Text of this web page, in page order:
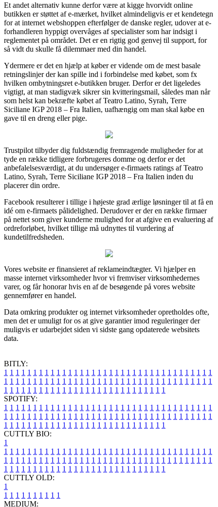
Et andet alternativ kunne derfor være at kigge hvorvidt online
butikken er støttet af e-mærket, hvilket almindeligvis er et kendetegn
for at internet webshoppen efterfølger de danske regler, udover at e-
forhandleren hyppigt overvåges af specialister som har indsigt i
reglementet på området. Det er en rigtig god genvej til support, for
så vidt du skulle få dilemmaer med din handel.
Ydermere er det en hjælp at køber er vidende om de mest basale
retningslinjer der kan spille ind i forbindelse med købet, som fx
hvilken ombytningsret e-butikken bruger. Derfor er det ligeledes
vigtigt, at man stadigvæk sikrer sin kvitteringsmail, således man når
som helst kan bekræfte købet af Teatro Latino, Syrah, Terre
Siciliane IGP 2018 – Fra Italien, uafhængig om man skal købe en
gave til en dreng eller pige.
Trustpilot tilbyder dig fuldstændig fremragende muligheder for at
tyde en række tidligere forbrugeres domme og derfor er det
anbefalelsesværdigt, at du undersøger e-firmaets ratings af Teatro
Latino, Syrah, Terre Siciliane IGP 2018 – Fra Italien inden du
placerer din ordre.
Facebook resulterer i tillige i højeste grad ærlige løsninger til at få en
idé om e-firmaets pålidelighed. Derudover er der en række firmaer
på nettet som giver kunderne mulighed for at afgive en evaluering af
ordreforløbet, hvilket tillige må udnyttes til vurdering af
kundetilfredsheden.
Vores website er finansieret af reklameindtægter. Vi hjælper en
masse internet virksomheder hvor vi fremviser virksomhedernes
varer, og får honorar hvis en af de besøgende på vores website
gennemfører en handel.
Data omkring produkter og internet virksomheder opretholdes ofte,
men det er umuligt for os at give garantier imod reguleringer der
muligvis er udarbejdet siden vi sidste gang opdaterede websitets
data.
BITLY:
1 1 1 1 1 1 1 1 1 1 1 1 1 1 1 1 1 1 1 1 1 1 1 1 1 1 1 1 1 1 1 1 1 1 1 1
1 1 1 1 1 1 1 1 1 1 1 1 1 1 1 1 1 1 1 1 1 1 1 1 1 1 1 1 1 1 1 1 1 1 1 1
1 1 1 1 1 1 1 1 1 1 1 1 1 1 1 1 1 1 1 1 1 1 1 1 1 1 1 1
SPOTIFY:
1 1 1 1 1 1 1 1 1 1 1 1 1 1 1 1 1 1 1 1 1 1 1 1 1 1 1 1 1 1 1 1 1 1 1 1
1 1 1 1 1 1 1 1 1 1 1 1 1 1 1 1 1 1 1 1 1 1 1 1 1 1 1 1 1 1 1 1 1 1 1 1
1 1 1 1 1 1 1 1 1 1 1 1 1 1 1 1 1 1 1 1 1 1 1 1 1 1 1 1
CUTTLY BIO:
1
1 1 1 1 1 1 1 1 1 1 1 1 1 1 1 1 1 1 1 1 1 1 1 1 1 1 1 1 1 1 1 1 1 1 1 1
1 1 1 1 1 1 1 1 1 1 1 1 1 1 1 1 1 1 1 1 1 1 1 1 1 1 1 1 1 1 1 1 1 1 1 1
1 1 1 1 1 1 1 1 1 1 1 1 1 1 1 1 1 1 1 1 1 1 1 1 1 1 1 1
CUTTLY OLD:
1
1 1 1 1 1 1 1 1 1 1
MEDIUM: